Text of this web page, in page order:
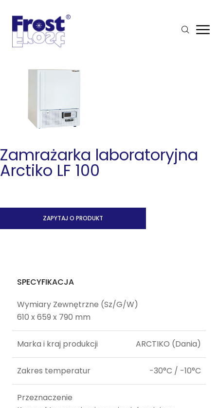
Zamrażarka laboratoryjna
Arctiko LF 100
ZAPYTAJ O PRODUKT
SPECYFIKACJA
Wymiary Zewnętrzne (Sz/G/W)
610 x 659 x 790 mm
Marka i kraj produkcji ARCTIKO (Dania)
Zakres temperatur -30°C / -10°C
Przeznaczenie